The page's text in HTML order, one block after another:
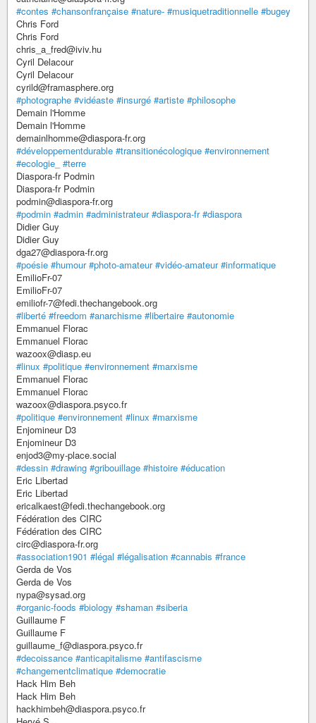
#contes #chansonfrançaise #nature- #musiquetraditionnelle #bugey
Chris Ford
Chris Ford
chris_a_fred@iviv.hu
Cyril Delacour
Cyril Delacour
cyrild@framasphere.org
#photographe #vidéaste #insurgé #artiste #philosophe
Demain l'Homme
Demain l'Homme
demainlhomme@diaspora-fr.org
#développementdurable #transitionécologique #environnement
#ecologie_ #terre
Diaspora-fr Podmin
Diaspora-fr Podmin
podmin@diaspora-fr.org
#podmin #admin #administrateur #diaspora-fr #diaspora
Didier Guy
Didier Guy
dga27@diaspora-fr.org
#poésie #humour #photo-amateur #vidéo-amateur #informatique
EmilioFr-07
EmilioFr-07
emiliofr-7@fedi.thechangebook.org
#liberté #freedom #anarchisme #libertaire #autonomie
Emmanuel Florac
Emmanuel Florac
wazoox@diasp.eu
#linux #politique #environnement #marxisme
Emmanuel Florac
Emmanuel Florac
wazoox@diaspora.psyco.fr
#politique #environnement #linux #marxisme
Enjomineur D3
Enjomineur D3
enjod3@my-place.social
#dessin #drawing #gribouillage #histoire #éducation
Eric Libertad
Eric Libertad
ericalkaest@fedi.thechangebook.org
Fédération des CIRC
Fédération des CIRC
circ@diaspora-fr.org
#association1901 #légal #légalisation #cannabis #france
Gerda de Vos
Gerda de Vos
nypa@sysad.org
#organic-foods #biology #shaman #siberia
Guillaume F
Guillaume F
guillaume_f@diaspora.psyco.fr
#decoissance #anticapitalisme #antifascisme
#changementclimatique #democratie
Hack Him Beh
Hack Him Beh
hackhimbeh@diaspora.psyco.fr